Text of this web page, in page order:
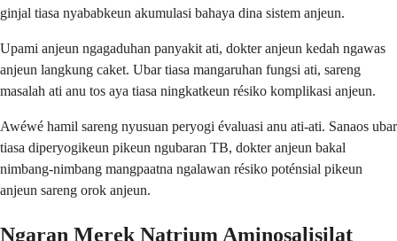
ginjal tiasa nyababkeun akumulasi bahaya dina sistem anjeun.
Upami anjeun ngagaduhan panyakit ati, dokter anjeun kedah ngawas
anjeun langkung caket. Ubar tiasa mangaruhan fungsi ati, sareng
masalah ati anu tos aya tiasa ningkatkeun résiko komplikasi anjeun.
Awéwé hamil sareng nyusuan peryogi évaluasi anu ati-ati. Sanaos ubar
tiasa diperyogikeun pikeun ngubaran TB, dokter anjeun bakal
nimbang-nimbang mangpaatna ngalawan résiko poténsial pikeun
anjeun sareng orok anjeun.
Ngaran Merek Natrium Aminosalisilat